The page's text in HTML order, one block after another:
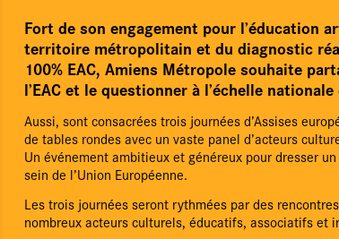
Le Pôle régional
L'Éducation aux
Actualités
Agenda
Films d'atelier
Cartographie & chiffres clés
Fort de son engagement pour l’éducation
territoire métropolitain et du diagnostic
100% EAC, Amiens Métropole souhaite
l’EAC et le questionner à l’échelle
Aussi, sont consacrées trois journées d’Assises
de tables rondes avec un vaste panel d’acteurs
Un événement ambitieux et généreux pour dresser
sein de l’Union Européenne.
Les trois journées seront rythmées par des
nombreux acteurs culturels, éducatifs, associatifs et